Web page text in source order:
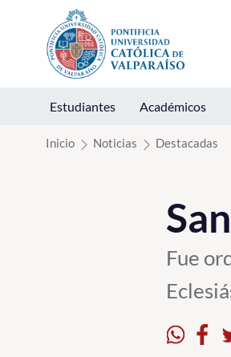
Click acá para ir directamente al contenido
Estudiantes Académicos
Inicio Noticias Destacadas
Fue